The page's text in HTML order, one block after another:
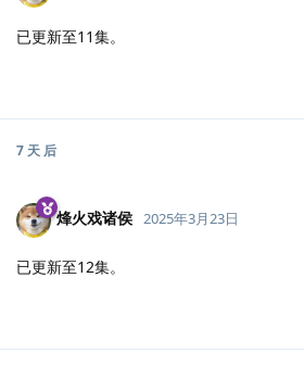
已更新至11集。
7 天 后
烽火戏诸侯 2025年3月23日
已更新至12集。